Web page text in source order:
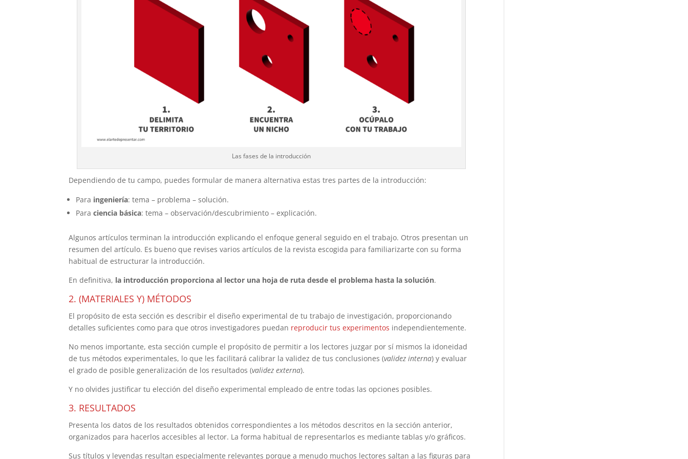
Las fases de la introducción
Dependiendo de tu campo, puedes formular de manera alternativa estas tres partes de la introducción:
Para ingeniería: tema – problema – solución.
Paraciencia básica: tema – observación/descubrimiento – explicación.
Algunos artículos terminan la introducción explicando el enfoque general seguido en el trabajo. Otros presentan un
resumen del artículo. Es bueno que revises varios artículos de la revista escogida para familiarizarte con su forma
habitual de estructurar la introducción.
En definitiva, la introducción proporciona al lector una hoja de ruta desde el problema hasta la solución.
2. (MATERIALES Y) MÉTODOS
El propósito de esta sección es describir el diseño experimental de tu trabajo de investigación, proporcionando
detalles suficientes como para que otros investigadores puedan reproducir tus experimentos independientemente.
No menos importante, esta sección cumple el propósito de permitir a los lectores juzgar por sí mismos la idoneidad
de tus métodos experimentales, lo que les facilitará calibrar la validez de tus conclusiones (validez interna) y evaluar
el grado de posible generalización de los resultados (validez externa).
Y no olvides justificar tu elección del diseño experimental empleado de entre todas las opciones posibles.
3. RESULTADOS
Presenta los datos de los resultados obtenidos correspondientes a los métodos descritos en la sección anterior,
organizados para hacerlos accesibles al lector. La forma habitual de representarlos es mediante tablas y/o gráficos.
Sus títulos y leyendas resultan especialmente relevantes porque a menudo muchos lectores saltan a las figuras para